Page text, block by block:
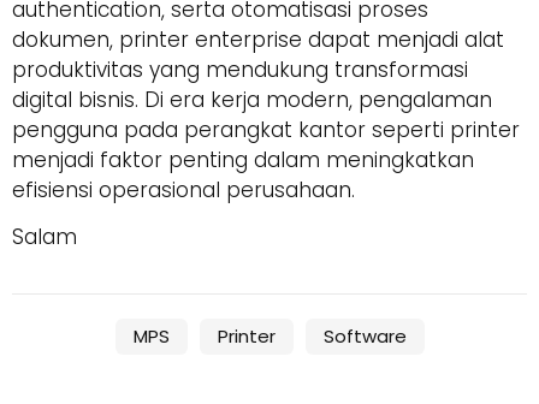
authentication, serta otomatisasi proses
dokumen, printer enterprise dapat menjadi alat
produktivitas yang mendukung transformasi
digital bisnis. Di era kerja modern, pengalaman
pengguna pada perangkat kantor seperti printer
menjadi faktor penting dalam meningkatkan
efisiensi operasional perusahaan.
Salam
MPS Printer Software